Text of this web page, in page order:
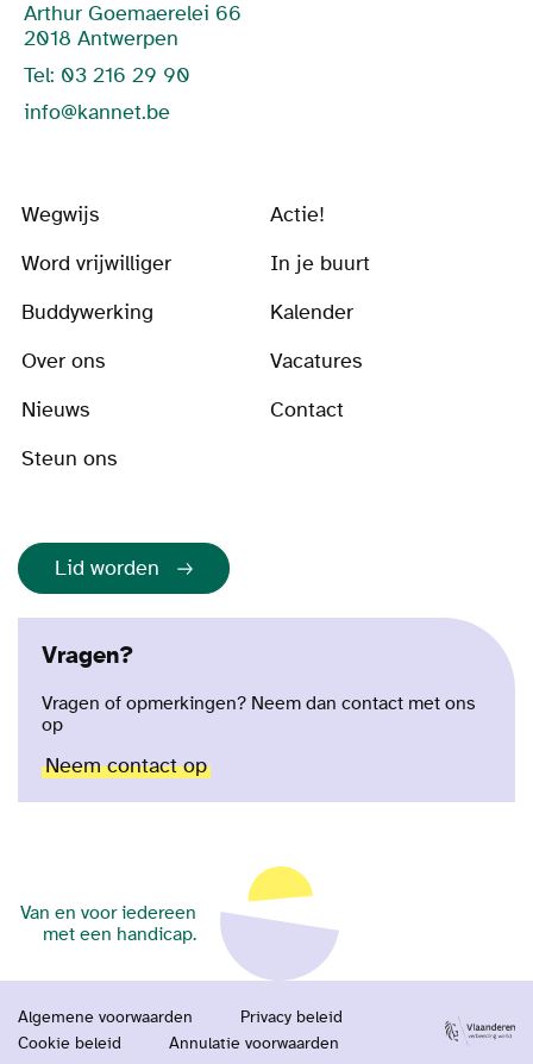
Arthur Goemaerelei 66
2018 Antwerpen
Tel: 03 216 29 90
info@kannet.be
Wegwijs
Actie!
Word vrijwilliger
In je buurt
Buddywerking
Kalender
Over ons
Vacatures
Nieuws
Contact
Steun ons
Lid worden
Vragen?
Vragen of opmerkingen? Neem dan contact met ons
op
Neem contact op
Van en voor iedereen
met een handicap.
Algemene voorwaarden
Privacy beleid
Cookie beleid
Annulatie voorwaarden